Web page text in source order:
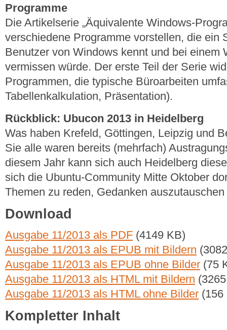
Programme
Die Artikelserie „Äquivalente Windows-
verschiedene Programme vorstellen, die ein
Benutzer von Windows kennt und bei einem
vermissen würde. Der erste Teil der Serie
Programmen, die typische Büroarbeiten
Tabellenkalkulation, Präsentation).
Rückblick: Ubucon 2013 in Heidelberg
Was haben Krefeld, Göttingen, Leipzig und
Sie alle waren bereits (mehrfach)
diesem Jahr kann sich auch Heidelberg
sich die Ubuntu-Community Mitte Oktober
Themen zu reden, Gedanken
Download
Ausgabe 11/2013 als PDF (4149 KB)
Ausgabe 11/2013 als EPUB mit Bildern
Ausgabe 11/2013 als EPUB ohne Bilder (75
Ausgabe 11/2013 als HTML mit Bildern
Ausgabe 11/2013 als HTML ohne Bilder (156
Kompletter Inhalt